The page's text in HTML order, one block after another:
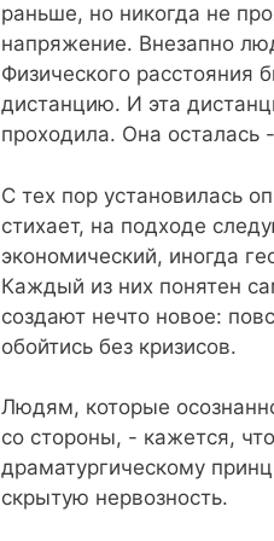
раньше, но никогда не
напряжение. Внезапно
Физического расстояния
дистанцию. И эта
проходила. Она осталась
С тех пор установилась
стихает, на подходе
экономический, иногда
Каждый из них понятен
создают нечто новое:
обойтись без кризисов.
Людям, которые
со стороны, - кажется,
драматургическому
скрытую нервозность.